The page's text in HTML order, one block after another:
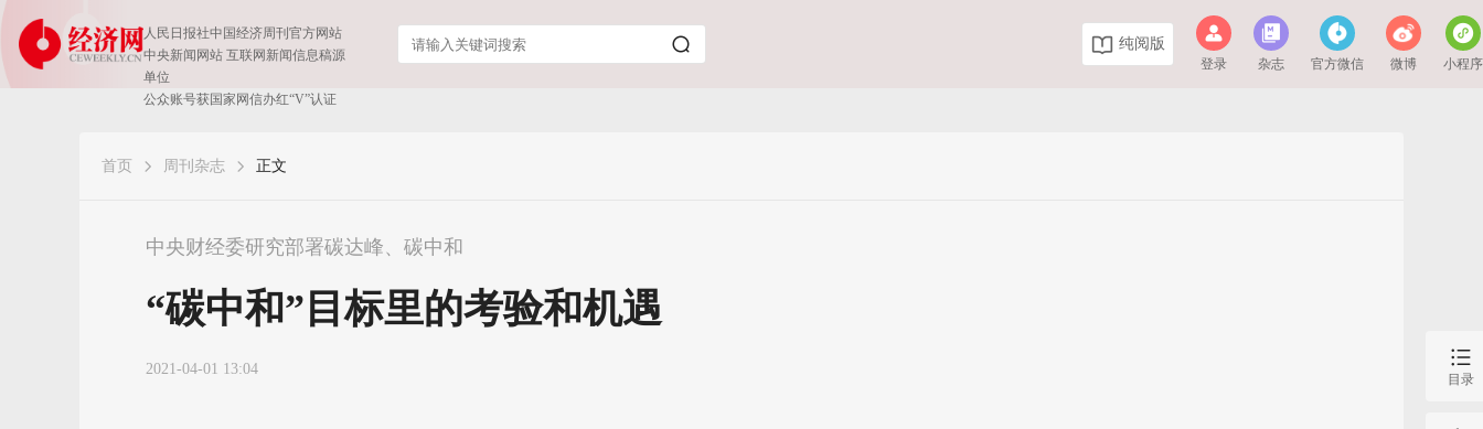
人民日报社中国经济周刊官方网站
中央新闻网站 互联网新闻信息稿源
单位
公众账号获国家网信办红“V”认证
纯阅版
登录 杂志 官方微信 微博 小程序
首页 周刊杂志 正文
中央财经委研究部署碳达峰、碳中和
“碳中和”目标里的考验和机遇
2021-04-01 13:04
目录